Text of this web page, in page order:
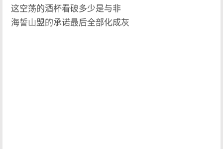
这空荡的酒杯看破多少是与非
海誓山盟的承诺最后全部化成灰